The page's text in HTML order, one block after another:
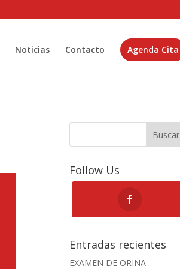
Noticias Contacto Agenda Cita
Buscar
Follow Us
Entradas recientes
EXAMEN DE ORINA